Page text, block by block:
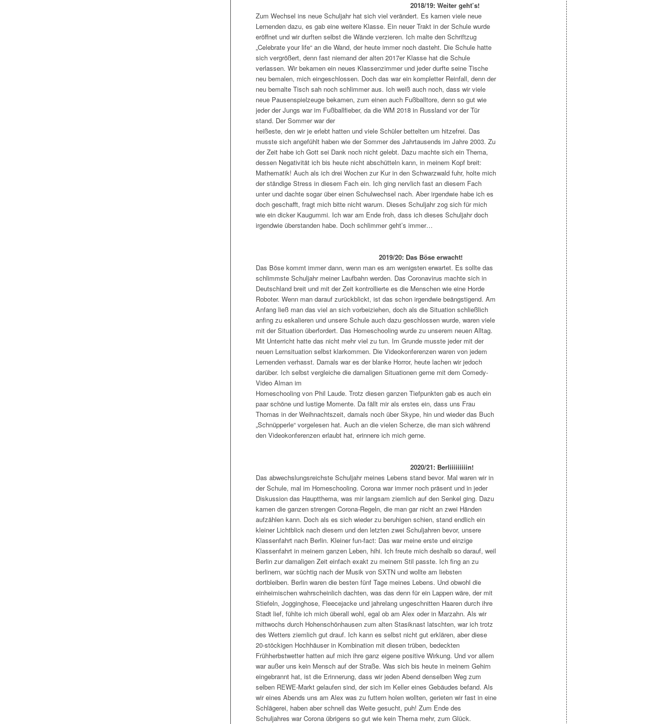
2018/19: Weiter geht’s!
Zum Wechsel ins neue Schuljahr hat sich viel verändert. Es kamen viele neue
Lernenden dazu, es gab eine weitere Klasse. Ein neuer Trakt in der Schule wurde
eröffnet und wir durften selbst die Wände verzieren. Ich malte den Schriftzug
„Celebrate your life“ an die Wand, der heute immer noch dasteht. Die Schule hatte
sich vergrößert, denn fast niemand der alten 2017er Klasse hat die Schule
verlassen. Wir bekamen ein neues Klassenzimmer und jeder durfte seine Tische
neu bemalen, mich eingeschlossen. Doch das war ein kompletter Reinfall, denn der
neu bemalte Tisch sah noch schlimmer aus. Ich weiß auch noch, dass wir viele
neue Pausenspielzeuge bekamen, zum einen auch Fußballtore, denn so gut wie
jeder der Jungs war im Fußballfieber, da die WM 2018 in Russland vor der Tür
stand. Der Sommer warder
heißeste, den wir je erlebt hatten und viele Schüler bettelten um hitzefrei. Das
musste sich angefühlt haben wie der Sommer des Jahrtausends im Jahre 2003. Zu
der Zeit habe ich Gott sei Dank noch nicht gelebt. Dazu machte sich ein Thema,
dessen Negativität ich bis heute nicht abschütteln kann, in meinem Kopf breit:
Mathematik! Auch als ich drei Wochen zur Kur in den Schwarzwald fuhr, holte mich
der ständige Stress in diesem Fach ein. Ich ging nervlich fast an diesem Fach
unter und dachte sogar über einen Schulwechsel nach. Aber irgendwie habe ich es
doch geschafft, fragt mich bitte nicht warum. Dieses Schuljahr zog sich für mich
wie ein dicker Kaugummi. Ich war am Ende froh, dass ich dieses Schuljahr doch
irgendwie überstanden habe. Doch schlimmer geht’s immer…
2019/20: Das Böse erwacht!
Das Böse kommt immer dann, wenn man es am wenigsten erwartet. Es sollte das
schlimmste Schuljahr meiner Laufbahn werden. Das Coronavirus machte sich in
Deutschland breit und mit der Zeit kontrollierte es die Menschen wie eine Horde
Roboter. Wenn man darauf zurückblickt, ist das schon irgendwie beängstigend. Am
Anfang ließ man das viel an sich vorbeiziehen, doch als die Situation schließlich
anfing zu eskalieren und unsere Schule auch dazu geschlossen wurde, waren viele
mit der Situation überfordert. Das Homeschooling wurde zu unserem neuen Alltag.
Mit Unterricht hatte das nicht mehr viel zu tun. Im Grunde musste jeder mit der
neuen Lernsituation selbst klarkommen. Die Videokonferenzen waren von jedem
Lernenden verhasst. Damals war es der blanke Horror, heute lachen wir jedoch
darüber. Ich selbst vergleiche die damaligen Situationen gerne mit dem Comedy-
Video Alman im
Homeschooling von Phil Laude. Trotz diesen ganzen Tiefpunkten gab es auch ein
paar schöne und lustige Momente. Da fällt mir als erstes ein, dass uns Frau
Thomas in der Weihnachtszeit, damals noch über Skype, hin und wieder das Buch
„Schnüpperle“ vorgelesen hat. Auch an die vielen Scherze, die man sich während
den Videokonferenzen erlaubt hat, erinnere ich mich gerne.
2020/21: Berliiiiiiiiin!
Das abwechslungsreichste Schuljahr meines Lebens stand bevor. Mal waren wir in
der Schule, mal im Homeschooling. Corona war immer noch präsent und in jeder
Diskussion das Hauptthema, was mir langsam ziemlich auf den Senkel ging. Dazu
kamen die ganzen strengen Corona-Regeln, die man gar nicht an zwei Händen
aufzählen kann. Doch als es sich wieder zu beruhigen schien, stand endlich ein
kleiner Lichtblick nach diesem und den letzten zwei Schuljahren bevor, unsere
Klassenfahrt nach Berlin. Kleiner fun-fact: Das war meine erste und einzige
Klassenfahrt in meinem ganzen Leben, hihi. Ich freute mich deshalb so darauf, weil
Berlin zur damaligen Zeit einfach exakt zu meinem Stil passte. Ich fing an zu
berlinern, war süchtig nach der Musik von SXTN und wollte am liebsten
dortbleiben. Berlin waren die besten fünf Tage meines Lebens. Und obwohl die
einheimischen wahrscheinlich dachten, was das denn für ein Lappen wäre, der mit
Stiefeln, Jogginghose, Fleecejacke und jahrelang ungeschnitten Haaren durch ihre
Stadt lief, fühlte ich mich überall wohl, egal ob am Alex oder in Marzahn. Als wir
mittwochs durch Hohenschönhausen zum alten Stasiknast latschten, war ich trotz
des Wetters ziemlich gut drauf. Ich kann es selbst nicht gut erklären, aber diese
20-stöckigen Hochhäuser in Kombination mit diesen trüben, bedeckten
Frühherbstwetter hatten auf mich ihre ganz eigene positive Wirkung. Und vor allem
war außer uns kein Mensch auf der Straße. Was sich bis heute in meinem Gehirn
eingebrannt hat, ist die Erinnerung, dass wir jeden Abend denselben Weg zum
selben REWE-Markt gelaufen sind, der sich im Keller eines Gebäudes befand. Als
wir eines Abends uns am Alex was zu futtern holen wollten, gerieten wir fast in eine
Schlägerei, haben aber schnell das Weite gesucht, puh! Zum Ende des
Schuljahres war Corona übrigens so gut wie kein Thema mehr, zum Glück.